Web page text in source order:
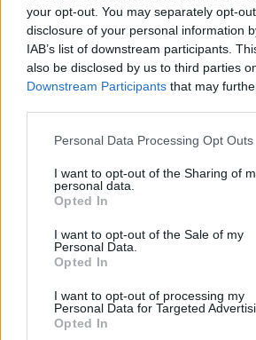
your opt-out. You may separately opt-
disclosure of your personal information
IAB’s list of downstream participants.
also be disclosed by us to third parties
Downstream Participants that may
Personal Data Processing Opt Outs
I want to opt-out of the Sharing of
personal data.
Opted In
I want to opt-out of the Sale of my
Personal Data.
Opted In
I want to opt-out of processing my
Personal Data for Targeted
Opted In
0 uživatelům
Neověřený profil
Tento uživatel zatím neprokázal svou
fotografií. U neověřených profilů nelze
údaje odpovídají skutečné
Kontakt
Informace o profilu a